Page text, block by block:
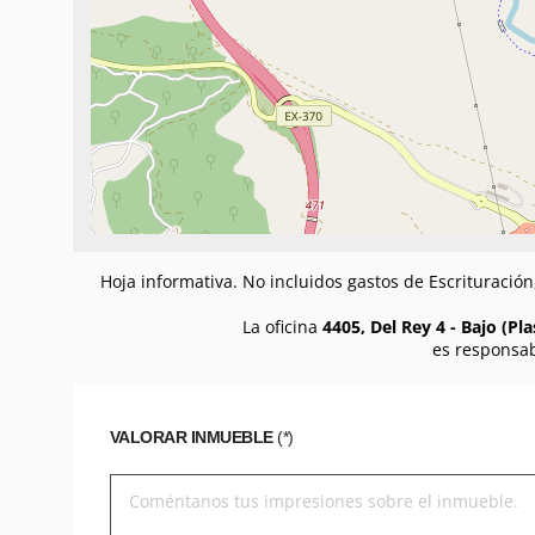
Hoja informativa. No incluidos gastos de
La oficina 4405, Del Rey 4 - Bajo
es
VALORAR INMUEBLE(*)